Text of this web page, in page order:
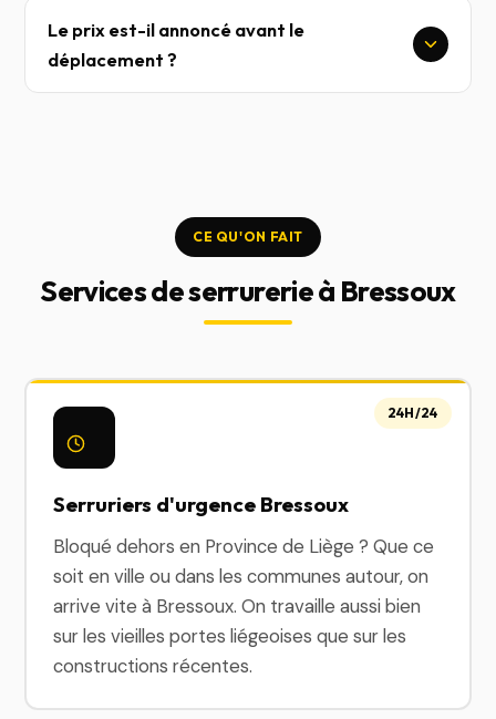
Le prix est-il annoncé avant le
déplacement ?
CE QU'ON FAIT
Services de serrurerie à Bressoux
Serruriers d'urgence Bressoux
Bloqué dehors en Province de Liège ? Que ce
soit en ville ou dans les communes autour, on
arrive vite à Bressoux. On travaille aussi bien
sur les vieilles portes liégeoises que sur les
constructions récentes.
24H/24